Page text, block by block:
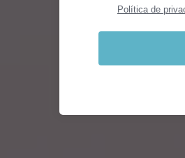
Política de